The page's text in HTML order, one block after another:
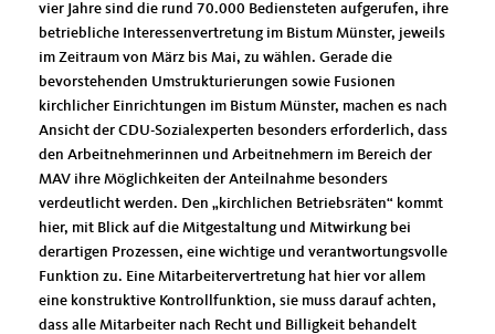
vier Jahre sind die rund 70.000 Bediensteten aufgerufen, ihre
betriebliche Interessenvertretung im Bistum Münster, jeweils
im Zeitraum von März bis Mai, zu wählen. Gerade die
bevorstehenden Umstrukturierungen sowie Fusionen
kirchlicher Einrichtungen im Bistum Münster, machen es nach
Ansicht der CDU-Sozialexperten besonders erforderlich, dass
den Arbeitnehmerinnen und Arbeitnehmern im Bereich der
MAV ihre Möglichkeiten der Anteilnahme besonders
verdeutlicht werden. Den „kirchlichen Betriebsräten“ kommt
hier, mit Blick auf die Mitgestaltung und Mitwirkung bei
derartigen Prozessen, eine wichtige und verantwortungsvolle
Funktion zu. Eine Mitarbeitervertretung hat hier vor allem
eine konstruktive Kontrollfunktion, sie muss darauf achten,
dass alle Mitarbeiter nach Recht und Billigkeit behandelt